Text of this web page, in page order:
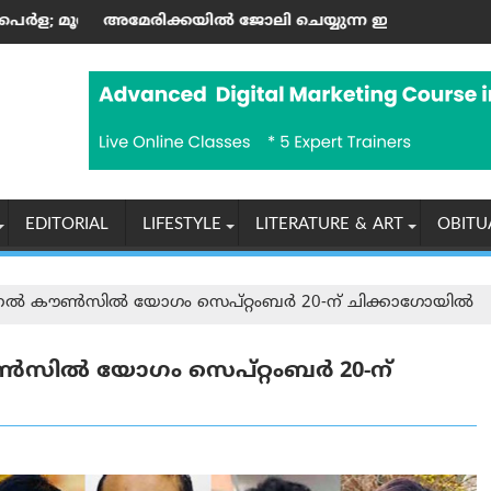
കലാസപര്യയ്ക്ക് ഗൾഫ് മണ്ണിലും അംഗീകാരം
ജോലി ചെയ്യുന്ന ഇന്ത്യക്കാർക്ക് എച്ച്-1ബി വിസആരോഗ്യ, പൈതൃക
EDITORIAL LIFESTYLE LITERATURE & ART
യോഗം സെപ്റ്റംബർ 20-ന് ചിക്കാഗോയിൽ
യോഗം സെപ്റ്റംബർ 20-ന്